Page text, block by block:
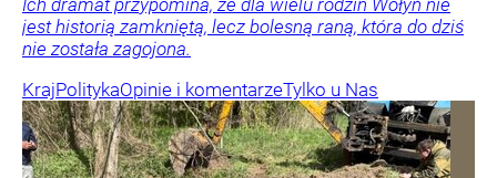
jest historią zamkniętą, lecz bolesną raną, która do dziś
nie została zagojona.
KrajPolitykaOpinie i komentarzeTylko u Nas